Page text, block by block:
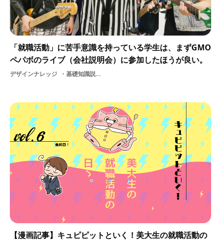
「就職活動」に苦手意識を持っている学生は、まずGMO
ペパボのライブ（会社説明会）に参加したほうが良い。
デザインナレッジ 基礎知識説明会GMOペパボ会社説明会新卒
【漫画記事】キュピピットといく！美大生の就職活動の